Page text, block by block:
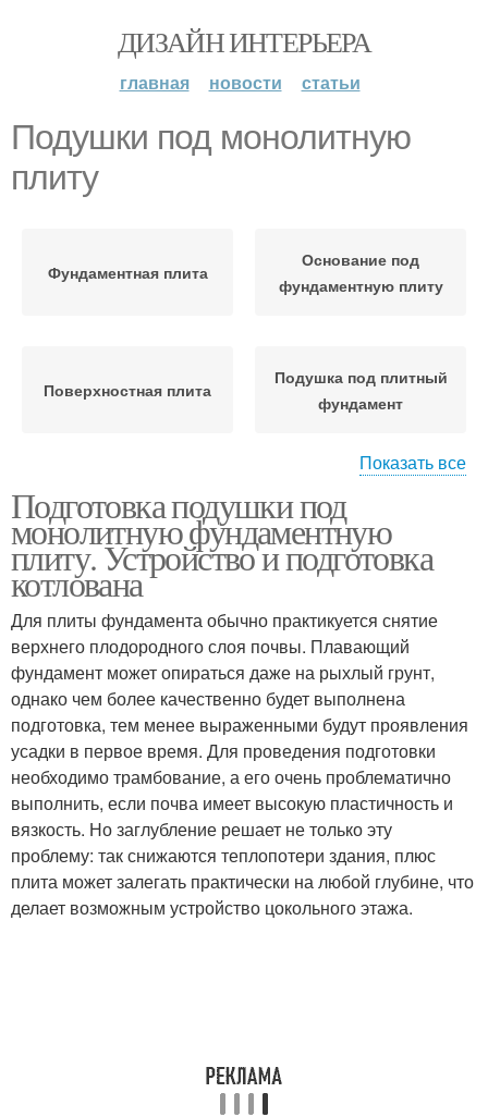
ДИЗАЙН ИНТЕРЬЕРА
главная новости статьи
Подушки под монолитную
плиту
Фундаментная плита
Основание под
фундаментную плиту
Поверхностная плита
Подушка под плитный
фундамент
фундамент
подушка
Подушка под плиту
Подушка для
фундамента
Песчаная подушка
Подушка под
монолитную плиту
Бетонная подушка
Подушки под
фундаментную основу
Показать все
Подготовка подушки под
монолитную фундаментную
плиту. Устройство и подготовка
котлована
Для плиты фундамента обычно практикуется снятие
верхнего плодородного слоя почвы. Плавающий
фундамент может опираться даже на рыхлый грунт,
однако чем более качественно будет выполнена
подготовка, тем менее выраженными будут проявления
усадки в первое время. Для проведения подготовки
необходимо трамбование, а его очень проблематично
выполнить, если почва имеет высокую пластичность и
вязкость. Но заглубление решает не только эту
проблему: так снижаются теплопотери здания, плюс
плита может залегать практически на любой глубине, что
делает возможным устройство цокольного этажа.